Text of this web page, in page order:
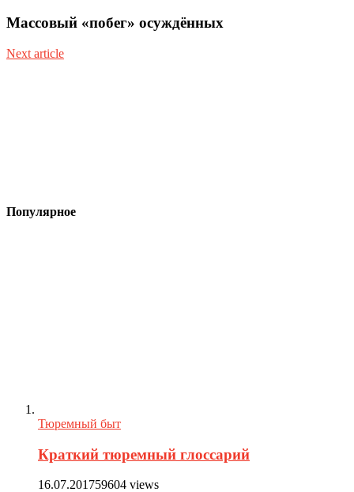
Массовый «побег» осуждённых
Next article
Популярное
Тюремный быт
Краткий тюремный глоссарий
16.07.201759604 views